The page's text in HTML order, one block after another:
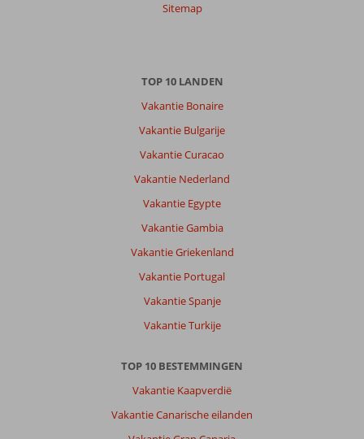
Sitemap
TOP 10 LANDEN
Vakantie Bonaire
Vakantie Bulgarije
Vakantie Curacao
Vakantie Nederland
Vakantie Egypte
Vakantie Gambia
Vakantie Griekenland
Vakantie Portugal
Vakantie Spanje
Vakantie Turkije
TOP 10 BESTEMMINGEN
Vakantie Kaapverdië
Vakantie Canarische eilanden